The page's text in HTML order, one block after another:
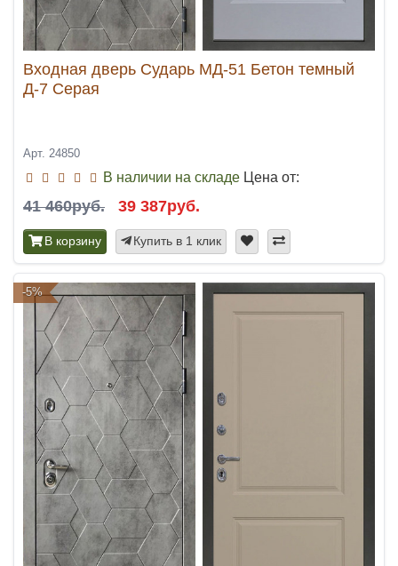
Входная дверь Сударь МД-51 Бетон темный
Д-7 Серая
Арт. 24850
В наличии на складе Цена от:
41 460руб. 39 387руб.
В корзину Купить в 1 клик
-5%